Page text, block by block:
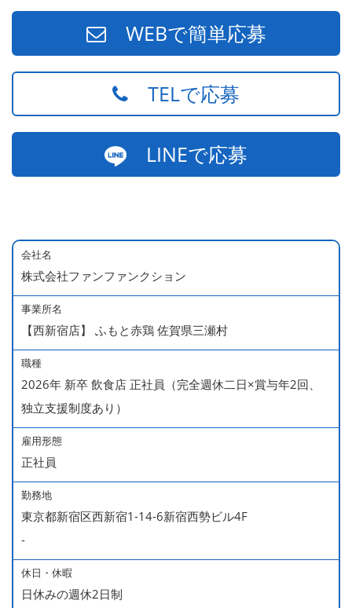
WEBで簡単応募
TELで応募
LINEで応募
会社名
株式会社ファンファンクション
事業所名
【西新宿店】 ふもと赤鶏 佐賀県三瀬村
職種
2026年 新卒 飲食店 正社員（完全週休二日×賞与年2回、
独立支援制度あり）
雇用形態
正社員
勤務地
東京都新宿区西新宿1-14-6新宿西勢ビル4F
-
休日・休暇
日休みの週休2日制